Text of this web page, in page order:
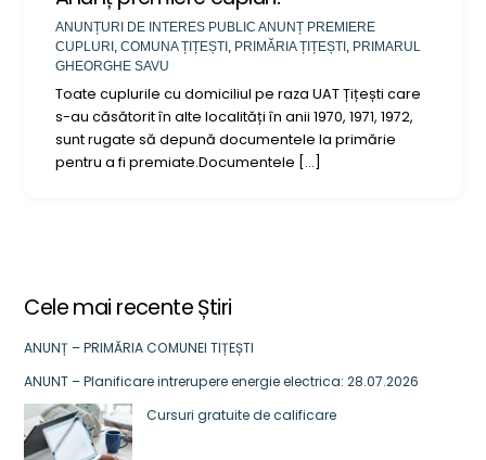
ANUNȚURI DE INTERES PUBLIC ANUNȚ PREMIERE
CUPLURI
COMUNA ȚIȚEȘTI PRIMĂRIA ȚIȚEȘTI
PRIMARUL
GHEORGHE SAVU
Toate cuplurile cu domiciliul pe raza UAT Țițești care
s-au căsătorit în alte localități în anii 1970, 1971, 1972,
sunt rugate să depună documentele la primărie
pentru a fi premiate.Documentele […]
Cele mai recente Știri
ANUNȚ – PRIMĂRIA COMUNEI TIȚEȘTI
ANUNT – Planificare intrerupere energie electrica: 28.07.2026
Cursuri gratuite de calificare